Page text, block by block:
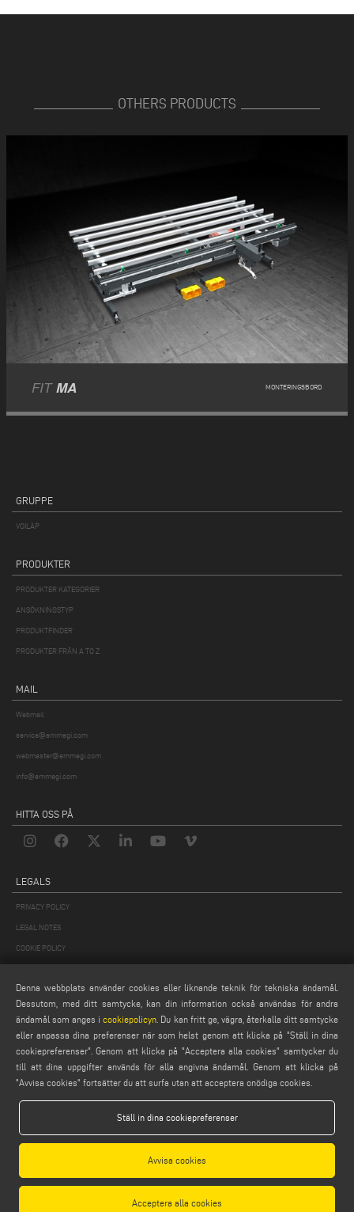
OTHERS PRODUCTS
FIT MA MONTERINGSBORD
GRUPPE
VOILÀP
PRODUKTER
PRODUKTER KATEGORIER
ANSÖKNINGSTYP
PRODUKTFINDER
PRODUKTER FRÅN A TO Z
MAIL
Webmail
service@emmegi.com
webmaster@emmegi.com
info@emmegi.com
HITTA OSS PÅ
LEGALS
PRIVACY POLICY
LEGAL NOTES
COOKIE POLICY
ALLMÄNNA DISTRIBUTIONSVILLKOR
COOKIES-INSTÄLLNINGAR
Emmegi S.p.a. - Via Archimede, 10 - 41019 - Limidi di Soliera (MO) - ITALY -
tel +39 059 895411- P.Iva/C.Fisc 01978870366
Capitale Sociale € 2.080.000,00 i.v. - Nr. Identificazione I.V.A. IT 01978870366 - R.I.
Modena 01978870366 - R.E.A Modena 256411
Denna webbplats använder cookies eller liknande teknik för tekniska ändamål.
Dessutom, med ditt samtycke, kan din information också användas för andra
ändamål som anges i cookiepolicyn . Du kan fritt ge, vägra, återkalla ditt samtycke
eller anpassa dina preferenser när som helst genom att klicka på "Ställ in dina
cookiepreferenser". Genom att klicka på "Acceptera alla cookies" samtycker du
till att dina uppgifter används för alla angivna ändamål. Genom att klicka på
"Avvisa cookies" fortsätter du att surfa utan att acceptera onödiga cookies.
Ställ in dina cookiepreferenser
Avvisa cookies
Acceptera alla cookies